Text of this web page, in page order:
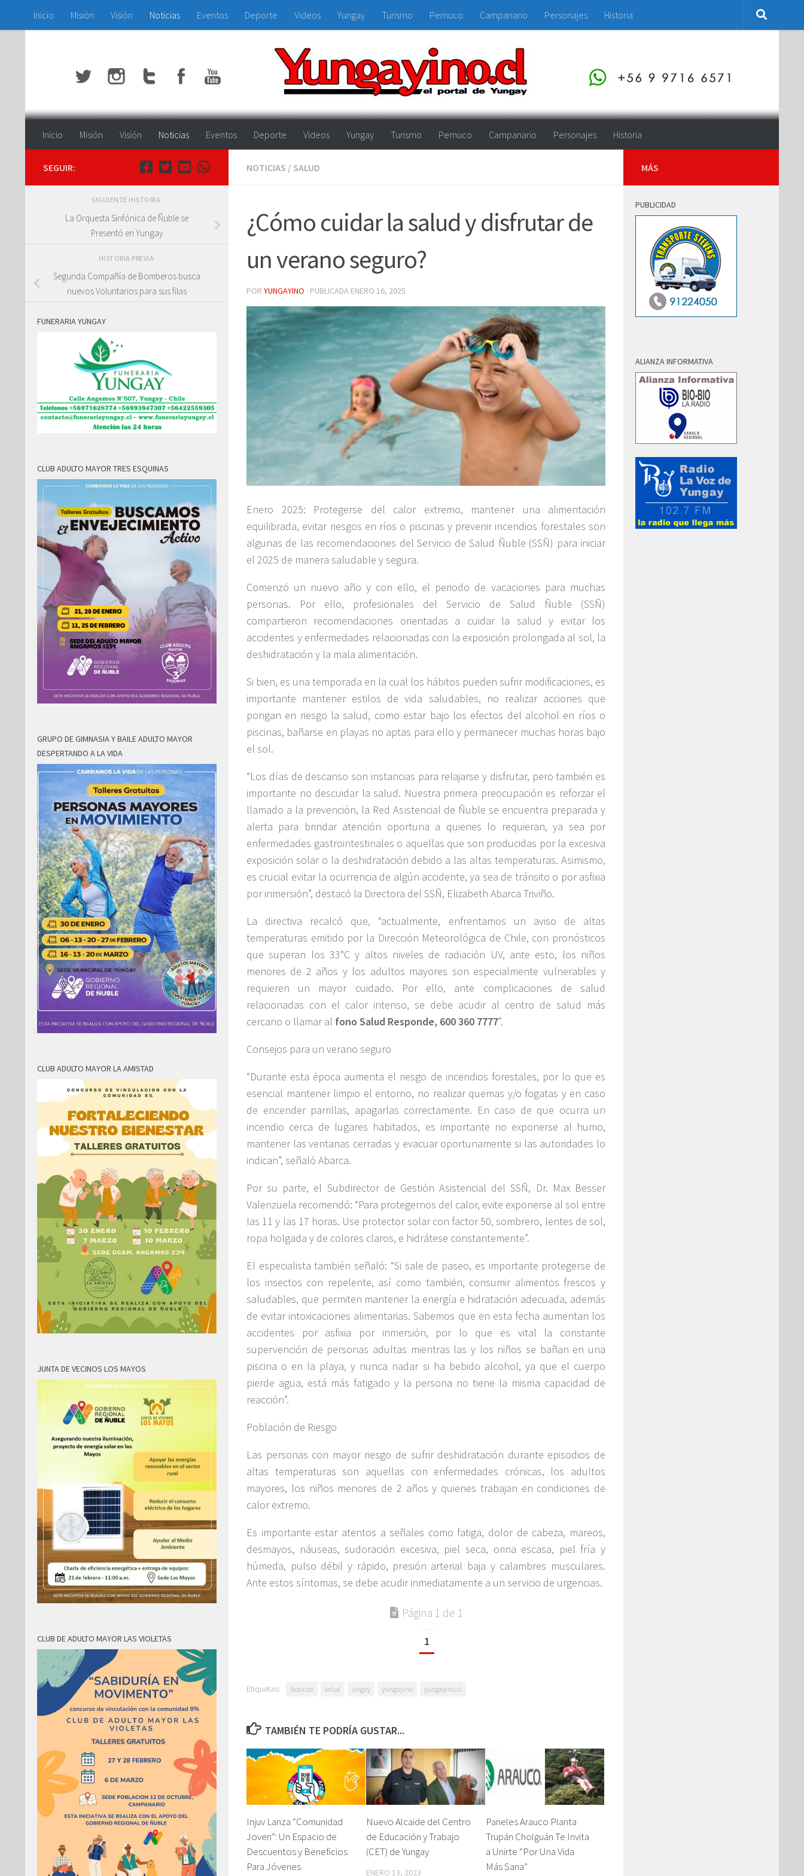
Saltar al contenido
Inicio Misión Visión Noticias Eventos Deporte Videos Yungay Turismo Pemuco Campanario Personajes Historia
Inicio Misión Visión Noticias Eventos Deporte Videos Yungay Turismo Pemuco Campanario Personajes Historia
NOTICIAS / SALUD
¿Cómo cuidar la salud y disfrutar de
un verano seguro?
POR YUNGAYINO · PUBLICADA ENERO 16, 2025
Enero 2025: Protegerse del calor extremo, mantener una alimentación
equilibrada, evitar riesgos en ríos o piscinas y prevenir incendios forestales son
algunas de las recomendaciones del Servicio de Salud Ñuble (SSÑ) para iniciar
el 2025 de manera saludable y segura.
Comenzó un nuevo año y con ello, el periodo de vacaciones para muchas
personas. Por ello, profesionales del Servicio de Salud Ñuble (SSÑ)
compartieron recomendaciones orientadas a cuidar la salud y evitar los
accidentes y enfermedades relacionadas con la exposición prolongada al sol, la
deshidratación y la mala alimentación.
Si bien, es una temporada en la cual los hábitos pueden sufrir modificaciones, es
importante mantener estilos de vida saludables, no realizar acciones que
pongan en riesgo la salud, como estar bajo los efectos del alcohol en ríos o
piscinas, bañarse en playas no aptas para ello y permanecer muchas horas bajo
el sol.
“Los días de descanso son instancias para relajarse y disfrutar, pero también es
importante no descuidar la salud. Nuestra primera preocupación es reforzar el
llamado a la prevención, la Red Asistencial de Ñuble se encuentra preparada y
alerta para brindar atención oportuna a quienes lo requieran, ya sea por
enfermedades gastrointestinales o aquellas que son producidas por la excesiva
exposición solar o la deshidratación debido a las altas temperaturas. Asimismo,
es crucial evitar la ocurrencia de algún accidente, ya sea de tránsito o por asfixia
por inmersión”, destacó la Directora del SSÑ, Elizabeth Abarca Triviño.
La directiva recalcó que, “actualmente, enfrentamos un aviso de altas
temperaturas emitido por la Dirección Meteorológica de Chile, con pronósticos
que superan los 33°C y altos niveles de radiación UV, ante esto, los niños
menores de 2 años y los adultos mayores son especialmente vulnerables y
requieren un mayor cuidado. Por ello, ante complicaciones de salud
relacionadas con el calor intenso, se debe acudir al centro de salud más
cercano o llamar al fono Salud Responde, 600 360 7777”.
Consejos para un verano seguro
“Durante esta época aumenta el riesgo de incendios forestales, por lo que es
esencial mantener limpio el entorno, no realizar quemas y/o fogatas y en caso
de encender parrillas, apagarlas correctamente. En caso de que ocurra un
incendio cerca de lugares habitados, es importante no exponerse al humo,
mantener las ventanas cerradas y evacuar oportunamente si las autoridades lo
indican”, señaló Abarca.
Por su parte, el Subdirector de Gestión Asistencial del SSÑ, Dr. Max Besser
Valenzuela recomendó: “Para protegernos del calor, evite exponerse al sol entre
las 11 y las 17 horas. Use protector solar con factor 50, sombrero, lentes de sol,
ropa holgada y de colores claros, e hidrátese constantemente”.
El especialista también señaló: “Si sale de paseo, es importante protegerse de
los insectos con repelente, así como también, consumir alimentos frescos y
saludables, que permiten mantener la energía e hidratación adecuada, además
de evitar intoxicaciones alimentarias. Sabemos que en esta fecha aumentan los
accidentes por asfixia por inmersión, por lo que es vital la constante
supervención de personas adultas mientras las y los niños se bañan en una
piscina o en la playa, y nunca nadar si ha bebido alcohol, ya que el cuerpo
pierde agua, está más fatigado y la persona no tiene la misma capacidad de
reacción”.
Población de Riesgo
Las personas con mayor riesgo de sufrir deshidratación durante episodios de
altas temperaturas son aquellas con enfermedades crónicas, los adultos
mayores, los niños menores de 2 años y quienes trabajan en condiciones de
calor extremo.
Es importante estar atentos a señales como fatiga, dolor de cabeza, mareos,
desmayos, náuseas, sudoración excesiva, piel seca, orina escasa, piel fría y
húmeda, pulso débil y rápido, presión arterial baja y calambres musculares.
Ante estos síntomas, se debe acudir inmediatamente a un servicio de urgencias.
Página 1 de 1
1
Etiquetas: Noticias salud ungay yungayino yungayino.cl
TAMBIÉN TE PODRÍA GUSTAR...
Injuv Lanza “Comunidad
Joven”: Un Espacio de
Descuentos y Beneficios
Para Jóvenes
Nuevo Alcaide del Centro
de Educación y Trabajo
(CET) de Yungay
ENERO 13, 2023
Paneles Arauco Planta
Trupán Cholguán Te Invita
a Unirte “Por Una Vida
Más Sana”
SEGUIR:
SIGUIENTE HISTORIA
La Orquesta Sinfónica de Ñuble se
Presentó en Yungay
HISTORIA PREVIA
Segunda Compañía de Bomberos busca
nuevos Voluntarios para sus filas
FUNERARIA YUNGAY
CLUB ADULTO MAYOR TRES ESQUINAS
GRUPO DE GIMNASIA Y BAILE ADULTO MAYOR
DESPERTANDO A LA VIDA
CLUB ADULTO MAYOR LA AMISTAD
JUNTA DE VECINOS LOS MAYOS
CLUB DE ADULTO MAYOR LAS VIOLETAS
MÁS
PUBLICIDAD
ALIANZA INFORMATIVA